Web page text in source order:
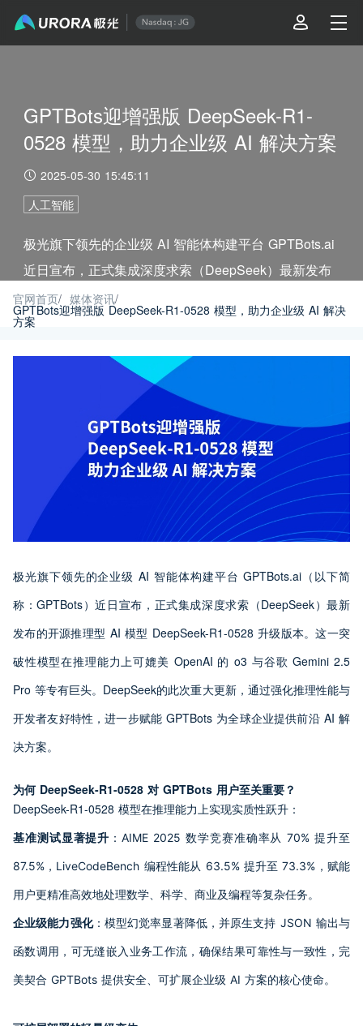
GPTBots迎增强版 DeepSeek-R1-
0528 模型，助力企业级 AI 解决方案
2025-05-30 15:45:11
人工智能
极光旗下领先的企业级 AI 智能体构建平台 GPTBots.ai
近日宣布，正式集成深度求索（DeepSeek）最新发布
的开源推理型 AI 模型 DeepSeek-R1-0528 升级版本
官网首页/ 媒体资讯/
GPTBots迎增强版 DeepSeek-R1-0528 模型，助力企业级 AI 解决
方案
极光旗下领先的企业级 AI 智能体构建平台 GPTBots.ai（以下简
称：GPTBots）近日宣布，正式集成深度求索（DeepSeek）最新
发布的开源推理型 AI 模型 DeepSeek-R1-0528 升级版本。这一突
破性模型在推理能力上可媲美 OpenAI 的 o3 与谷歌 Gemini 2.5
Pro 等专有巨头。DeepSeek的此次重大更新，通过强化推理性能与
开发者友好特性，进一步赋能 GPTBots 为全球企业提供前沿 AI 解
决方案。
为何 DeepSeek-R1-0528 对 GPTBots 用户至关重要？
DeepSeek-R1-0528 模型在推理能力上实现实质性跃升：
基准测试显著提升 ：AIME 2025 数学竞赛准确率从 70% 提升至
87.5%，LiveCodeBench 编程性能从 63.5% 提升至 73.3%，赋能
用户更精准高效地处理数学、科学、商业及编程等复杂任务。
企业级能力强化：模型幻觉率显著降低，并原生支持 JSON 输出与
函数调用，可无缝嵌入业务工作流，确保结果可靠性与一致性，完
美契合 GPTBots 提供安全、可扩展企业级 AI 方案的核心使命。